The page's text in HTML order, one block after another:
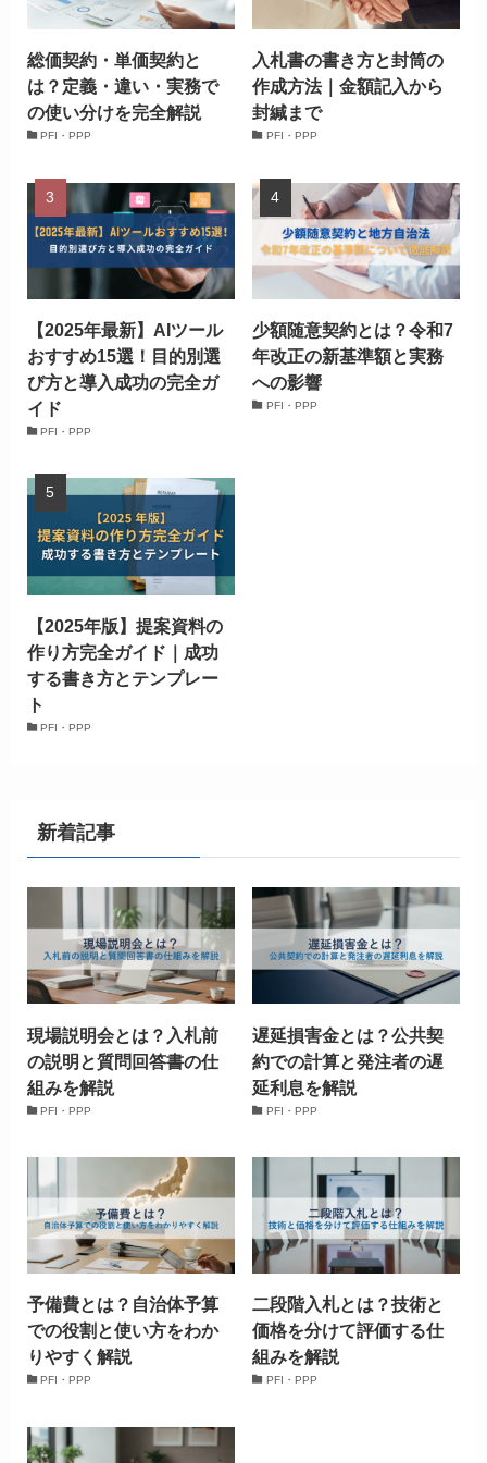
総価契約・単価契約と
は？定義・違い・実務で
の使い分けを完全解説
PFI・PPP
入札書の書き方と封筒の
作成方法｜金額記入から
封緘まで
PFI・PPP
【2025年最新】AIツール
おすすめ15選！目的別選
び方と導入成功の完全ガ
イド
PFI・PPP
少額随意契約とは？令和7
年改正の新基準額と実務
への影響
PFI・PPP
【2025年版】提案資料の
作り方完全ガイド｜成功
する書き方とテンプレー
ト
PFI・PPP
新着記事
現場説明会とは？入札前
の説明と質問回答書の仕
組みを解説
PFI・PPP
遅延損害金とは？公共契
約での計算と発注者の遅
延利息を解説
PFI・PPP
予備費とは？自治体予算
での役割と使い方をわか
りやすく解説
PFI・PPP
二段階入札とは？技術と
価格を分けて評価する仕
組みを解説
PFI・PPP